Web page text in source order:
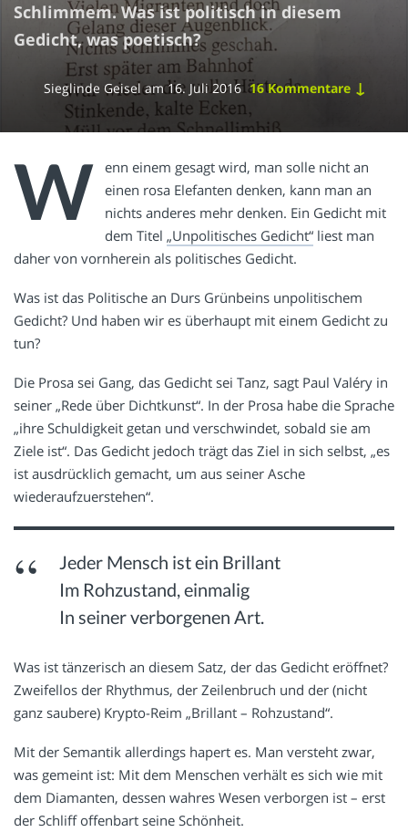
Schlimmem. Was ist politisch in diesem
Gedicht, was poetisch?
Sieglinde Geiselam 16. Juli 2016 16 Kommentare ↓
W enn einem gesagt wird, man solle nicht an
einen rosa Elefanten denken, kann man an
nichts anderes mehr denken. Ein Gedicht mit
dem Titel „Unpolitisches Gedicht“ liest man
daher von vornherein als politisches Gedicht.
Was ist das Politische an Durs Grünbeins unpolitischem
Gedicht? Und haben wir es überhaupt mit einem Gedicht zu
tun?
Die Prosa sei Gang, das Gedicht sei Tanz, sagt Paul Valéry in
seiner „Rede über Dichtkunst“. In der Prosa habe die Sprache
„ihre Schuldigkeit getan und verschwindet, sobald sie am
Ziele ist“. Das Gedicht jedoch trägt das Ziel in sich selbst, „es
ist ausdrücklich gemacht, um aus seiner Asche
wiederaufzuerstehen“.
Jeder Mensch ist ein Brillant
Im Rohzustand, einmalig
In seiner verborgenen Art.
Was ist tänzerisch an diesem Satz, der das Gedicht eröffnet?
Zweifellos der Rhythmus, der Zeilenbruch und der (nicht
ganz saubere) Krypto-Reim „Brillant – Rohzustand“.
Mit der Semantik allerdings hapert es. Man versteht zwar,
was gemeint ist: Mit dem Menschen verhält es sich wie mit
dem Diamanten, dessen wahres Wesen verborgen ist – erst
der Schliff offenbart seine Schönheit.